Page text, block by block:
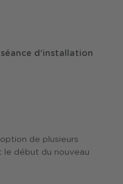
d’installation
de plusieurs
le début du nouveau